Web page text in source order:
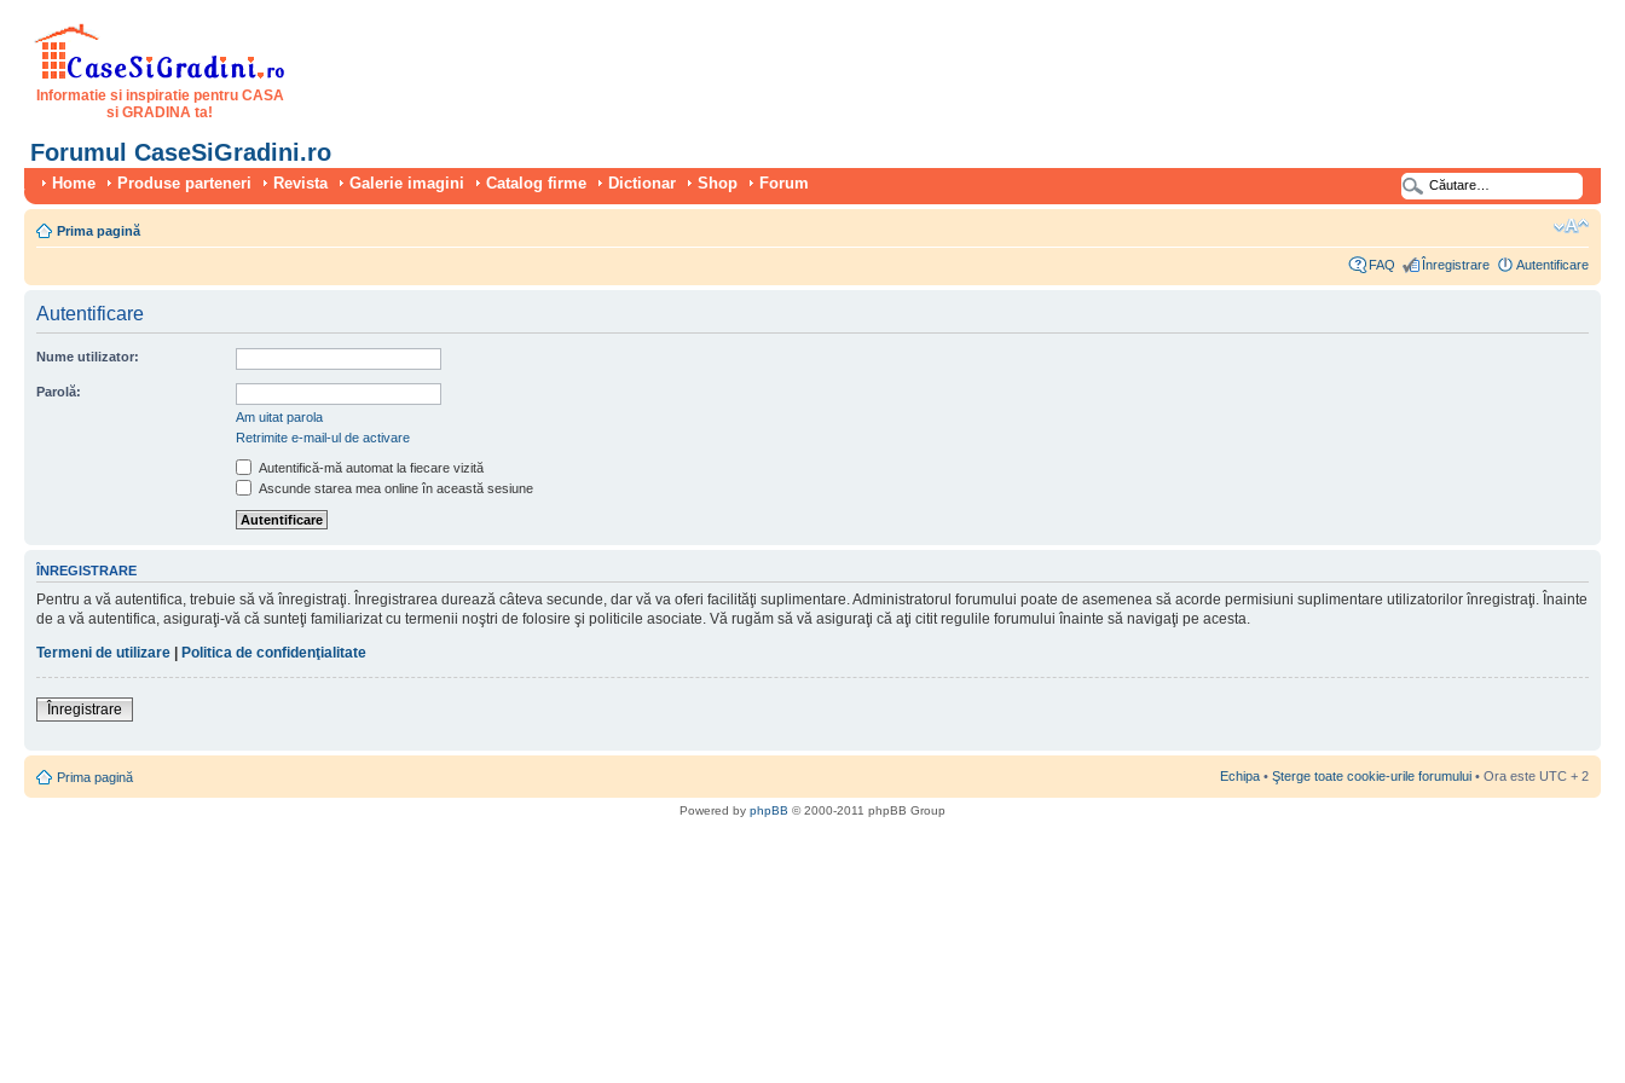
Informatie si inspiratie pentru CASA
si GRADINA ta!
Forumul CaseSiGradini.ro
Home Produse parteneri Revista Galerie imagini Catalog firme Dictionar Shop Forum
Prima pagină
FAQ Înregistrare Autentificare
Autentificare
Nume utilizator:
Parolă:
Am uitat parola
Retrimite e-mail-ul de activare
Autentifică-mă automat la fiecare vizită
Ascunde starea mea online în această sesiune
ÎNREGISTRARE
Pentru a vă autentifica, trebuie să vă înregistraţi. Înregistrarea durează câteva secunde, dar vă va oferi facilităţi suplimentare. Administratorul forumului poate de asemenea să acorde permisiuni suplimentare utilizatorilor înregistraţi. Înainte
de a vă autentifica, asiguraţi-vă că sunteţi familiarizat cu termenii noştri de folosire şi politicile asociate. Vă rugăm să vă asiguraţi că aţi citit regulile forumului înainte să navigaţi pe acesta.
Termeni de utilizare | Politica de confidenţialitate
Înregistrare
Prima pagină Echipa • Şterge toate cookie-urile forumului • Ora este UTC + 2
Powered by phpBB © 2000-2011 phpBB Group